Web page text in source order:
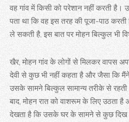
वह गांव में किसी को परेशान नहीं करती है।
पता था कि वह इस तरह की पूजा-पाठ
ले सकती है, इस बात पर मोहन बिल्कुल भी
खैर, मोहन गांव के लोगों से मिलकर वापस
देवी से कुछ भी नहीं कहता है और जैसा कि मैंने
उसके सामने बिल्कुल सामान्य तरीके से
बाद, मोहन रात को वाशरूम के लिए उठता
देखता है कि उसके घर के सामने से कुछ दिख